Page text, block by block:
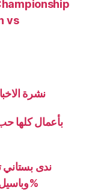
vs
نشرة الاخبار
بأعمال كلها
ندى بستاني
وباسيل أفضل مين عمل وزير طاقة، ولوحدنا 40%